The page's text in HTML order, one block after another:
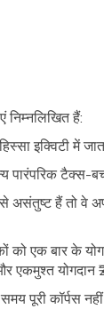
निम्नलिखित हैं:
इक्विटी में
पारंपरिक
से असंतुष्ट हैं तो वे
को एक बार के
एकमुश्त योगदान
पूरी कॉर्पस